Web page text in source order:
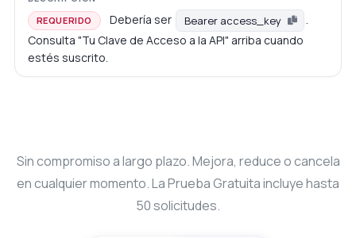
REQUERIDO Debería ser Bearer access_key
.
Consulta "Tu Clave de Acceso a la API" arriba cuando
estés suscrito.
Sin compromiso a largo plazo. Mejora, reduce o cancela
en cualquier momento. La Prueba Gratuita incluye hasta
50 solicitudes.